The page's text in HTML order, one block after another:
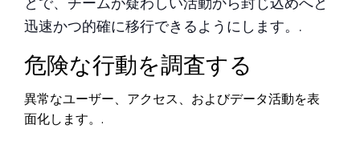
ング、封じ込め、監査文書作成を連携させるこ
とで、チームが疑わしい活動から封じ込めへと
迅速かつ的確に移行できるようにします。.
危険な行動を調査する